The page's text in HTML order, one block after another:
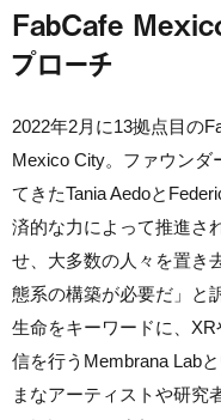
FabCafe
プローチ
2022年2月 に13拠点目の
Mexico City。ファウンダ
てきたTania Aedoと
済的な力によって推進さ
せ、大多数の人々を置き
態系の構築が必要だ」と
生命をキーワードに、
信を行うMembrana Lab
まなアーティストや研究